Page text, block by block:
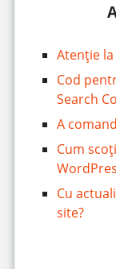
Atenție
Cod
Search
A
Cum
Cu
site?